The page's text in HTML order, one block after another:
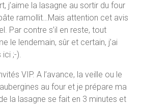
j’aime la lasagne au sortir du four
ramollit…Mais attention cet avis
Par contre s’il en reste, tout
le lendemain, sûr et certain, j’ai
;-).
VIP. A l’avance, la veille ou le
au four et je prépare ma
la lasagne se fait en 3 minutes et